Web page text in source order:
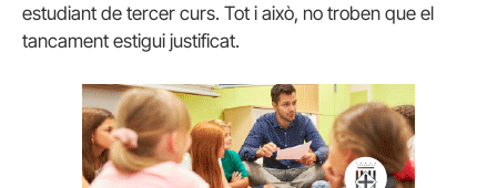
estudiant de tercer curs. Tot i això, no troben que el
tancament estigui justificat.